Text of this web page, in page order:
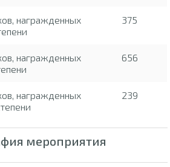
награжденных
375
награжденных
656
награжденных
239
мероприятия